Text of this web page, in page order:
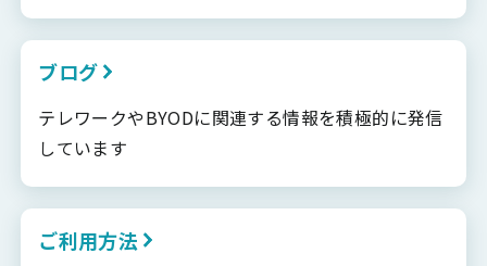
ブログ
テレワークやBYODに関連する情報を積極的に発信
しています
ご利用方法